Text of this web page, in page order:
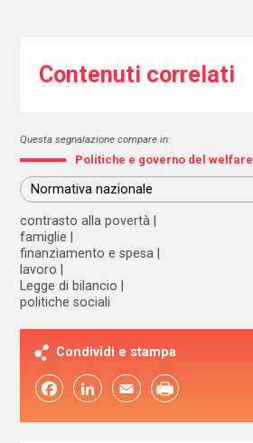
Contenuti correlati
Questa segnalazione compare in:
Politiche e governo del welfare
Normativa nazionale
contrasto alla povertà
famiglie
finanziamento e spesa
lavoro
Legge di bilancio
politiche sociali
Condividi e stampa
FacebookLinkedIn Email